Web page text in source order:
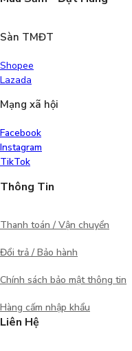
Sàn TMĐT
Shopee
Lazada
Mạng xã hội
Facebook
Instagram
TikTok
Thông Tin
Thanh toán / Vận chuyển
Đổi trả / Bảo hành
Chính sách bảo mật thông tin
Hàng cấm nhập khẩu
Liên Hệ